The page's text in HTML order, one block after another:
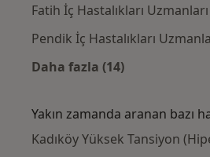
Fatih İç Hastalıkları Uzmanları
Pendik İç Hastalıkları
Daha fazla (14)
Yakın zamanda aranan bazı
Kadıköy Yüksek Tansiyon